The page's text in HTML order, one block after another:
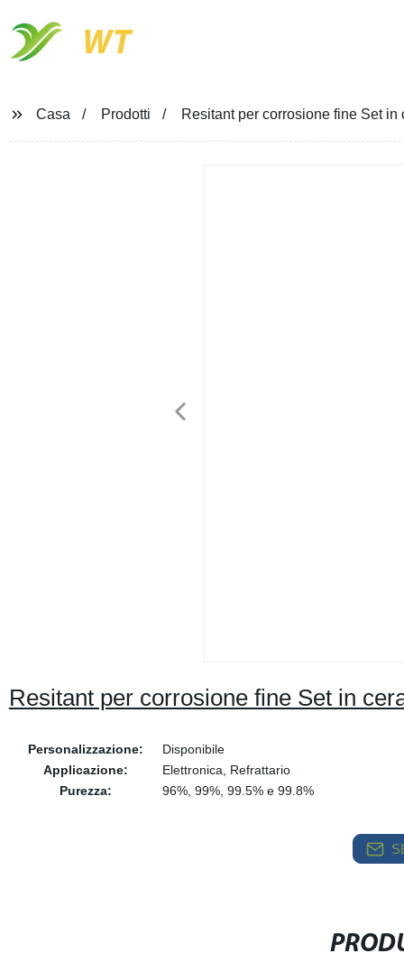
WT
Casa Prodotti Resitant per corrosione fine Set
Resitant per corrosione fine Set in
Personalizzazione:
Disponibile
Applicazione:
Elettronica, Refrattario
Purezza:
96%, 99%, 99.5% e 99.8%